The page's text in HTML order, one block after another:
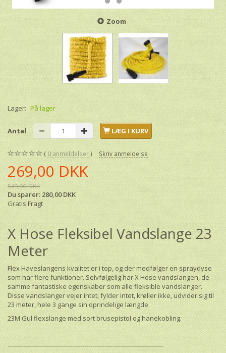
Zoom
Lager: På lager
Antal LÆG I KURV
0 anmeldelser Skriv anmeldelse
269,00 DKK
549,00 DKK
Du sparer: 280,00 DKK
Gratis Fragt
X Hose Fleksibel Vandslange 23
Meter
Flex Haveslangens kvalitet er i top, og der medfølger en spraydyse
som har flere funktioner. Selvfølgelig har X Hose vandslangen, de
samme fantastiske egenskaber som alle fleksible vandslanger.
Disse vandslanger vejer intet, fylder intet, krøller ikke, udvider sig til
23 meter, hele 3 gange sin oprindelige længde.
23M Gul flexslange med sort brusepistol og hanekobling.
-----------------------------------------------------------------------------